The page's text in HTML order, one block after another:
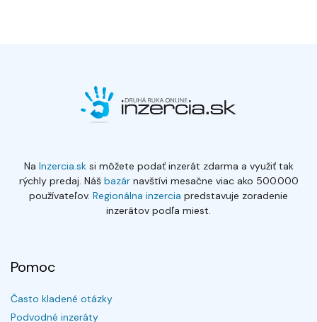
Na Inzercia.sksi môžete podať inzerát zdarma a využiť tak
rýchly predaj. Náš bazárnavštívi mesačne viac ako 500.000
používateľov. Regionálna inzercia predstavuje zoradenie
inzerátov podľa miest.
Pomoc
Často kladené otázky
Podvodné inzeráty